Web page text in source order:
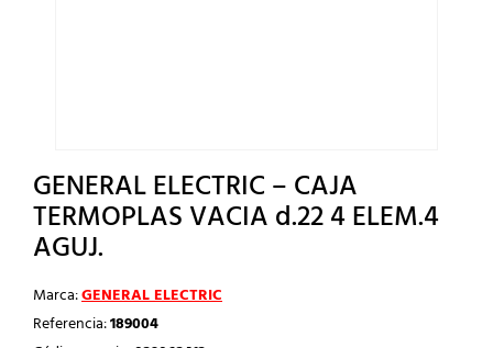
GENERAL ELECTRIC – CAJA
TERMOPLAS VACIA d.22 4 ELEM.4
AGUJ.
Marca:GENERAL ELECTRIC
Referencia:189004